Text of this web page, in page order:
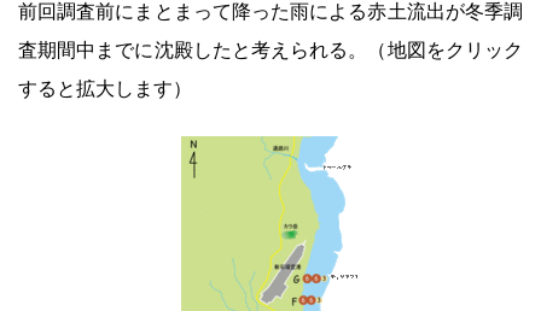
前回調査前にまとまって降った雨による赤土流出が冬季調
査期間中までに沈殿したと考えられる。（地図をクリック
すると拡大します）